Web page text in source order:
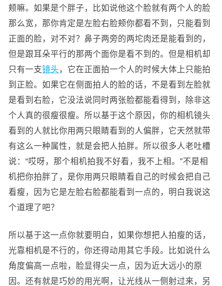
颊嘛。如果是个胖子，比如说他这个脸就有两个人的脸
那么宽，那你肯定是左脸右脸颊你都看不到，只能看到
正面的脸，对不对？鼻子两旁的两坨肉还是能看到的，
但是跟耳朵平行的那两个面你是看不到的。但是相机却
只有一支镜头 ，它在正面拍一个人的时候大体上只能拍
到正脸。如果它在侧面拍人的脸的话，不是看到左脸就
是看到右脸，它没法说同时两张脸都能看得到，除非这
个人真的很瘦很瘦。所以基于这个原因，你的相机镜头
看到的人就比你用两只眼睛看到的人偏胖，它天然就带
有这么一种属性，就是会把人拍胖。所以很多人老吐槽
说：“哎呀，那个相机拍我不好看，我不上相。”不是相
机把你拍胖了，是你用两只眼睛看自己的时候会把自己
看瘦，因为它是左脸右脸都能看到一点的，明白我说这
个道理了吧？
所以基于这一点你就要明白，如果你想把人拍瘦的话，
光靠相机是不行的，你还得动用其它手段。比如说什么
角度偏高一点啦，脸显得尖一点，因为近大远小的原
因。还有就是巧妙的用光啊，让光线从一侧射过来，另